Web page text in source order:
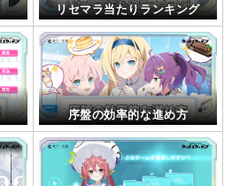
リセマラ当たりランキング
序盤の効率的な進め方